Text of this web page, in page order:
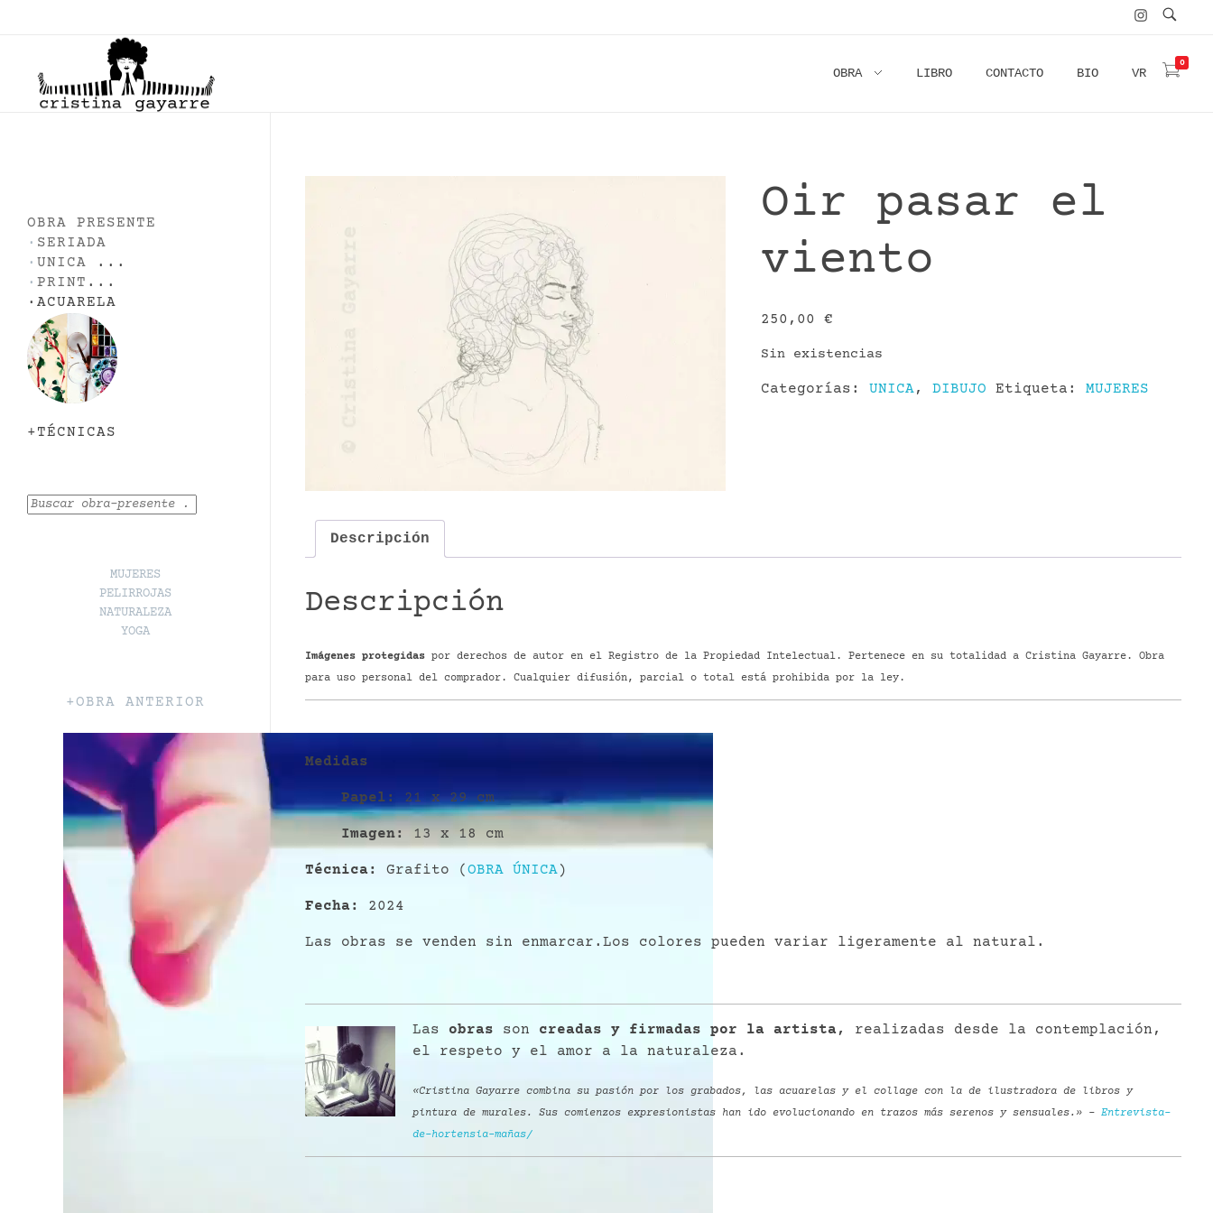
0
OBRA LIBRO CONTACTO BIO VR
Oir pasar el
viento
250,00 €
Sin existencias
Categorías: UNICA, DIBUJO Etiqueta: MUJERES
Descripción
Descripción
Imágenes protegidas por derechos de autor en el Registro de la Propiedad Intelectual. Pertenece en su totalidad a Cristina Gayarre. Obra
para uso personal del comprador. Cualquier difusión, parcial o total está prohibida por la ley.
Medidas
Papel : 21 x 29 cm
Imagen: 13 x 18 cm
Técnica: Grafito (OBRA ÚNICA)
Fecha: 2024
Las obras se venden sin enmarcar.Los colores pueden variar ligeramente al natural.
Las obras son creadas y firmadas por la artista, realizadas desde la contemplación,
el respeto y el amor a la naturaleza.
«Cristina Gayarre combina su pasión por los grabados, las acuarelas y el collage con la de ilustradora de libros y
pintura de murales. Sus comienzos expresionistas han ido evolucionando en trazos más serenos y sensuales.» –Entrevista-
de-hortensia-mañas/
OBRA PRESENTE
· SERIADA
· UNICA ...
· PRINT ...
· ACUARELA
+TÉCNICAS
Buscar
MUJERES
PELIRROJAS
NATURALEZA
YOGA
+OBRA ANTERIOR